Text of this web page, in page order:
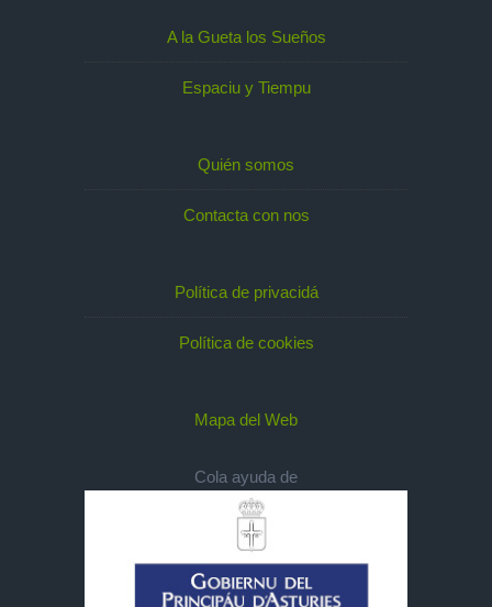
A la Gueta los Sueños
Espaciu y Tiempu
Quién somos
Contacta con nos
Política de privacidá
Política de cookies
Mapa del Web
Cola ayuda de